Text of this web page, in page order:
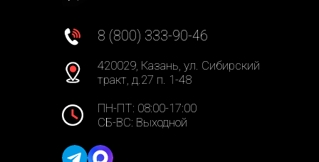
8 (800) 333-90-46
420029, Казань, ул. Сибирский
тракт, д.27 п. 1-48
ПН-ПТ: 08:00-17:00
СБ-ВС: Выходной